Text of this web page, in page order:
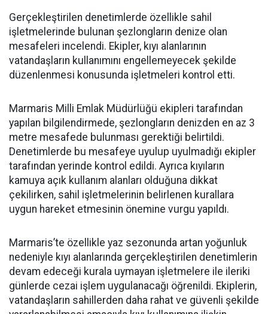
Gerçekleştirilen denetimlerde özellikle sahil
işletmelerinde bulunan şezlongların denize olan
mesafeleri incelendi. Ekipler, kıyı alanlarının
vatandaşların kullanımını engellemeyecek şekilde
düzenlenmesi konusunda işletmeleri kontrol etti.
Marmaris Milli Emlak Müdürlüğü ekipleri tarafından
yapılan bilgilendirmede, şezlongların denizden en az 3
metre mesafede bulunması gerektiği belirtildi.
Denetimlerde bu mesafeye uyulup uyulmadığı ekipler
tarafından yerinde kontrol edildi. Ayrıca kıyıların
kamuya açık kullanım alanları olduğuna dikkat
çekilirken, sahil işletmelerinin belirlenen kurallara
uygun hareket etmesinin önemine vurgu yapıldı.
Marmaris’te özellikle yaz sezonunda artan yoğunluk
nedeniyle kıyı alanlarında gerçekleştirilen denetimlerin
devam edeceği kurala uymayan işletmelere ile ileriki
günlerde cezai işlem uygulanacağı öğrenildi. Ekiplerin,
vatandaşların sahillerden daha rahat ve güvenli şekilde